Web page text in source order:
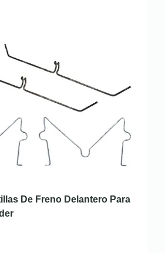
De Freno Delantero Para